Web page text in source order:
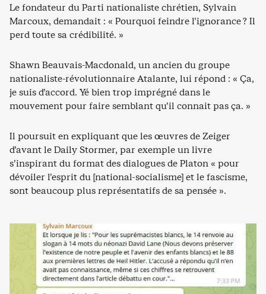
Le fondateur du Parti nationaliste chrétien, Sylvain
Marcoux, demandait : « Pourquoi feindre l’ignorance ? Il
perd toute sa crédibilité. »
Shawn Beauvais-Macdonald, un ancien du groupe
nationaliste-révolutionnaire Atalante, lui répond : « Ça,
je suis d’accord. Yé bien trop imprégné dans le
mouvement pour faire semblant qu’il connait pas ça. »
Il poursuit en expliquant que les œuvres de Zeiger
d’avant le Daily Stormer, par exemple un livre
s’inspirant du format des dialogues de Platon « pour
dévoiler l’esprit du [national-socialisme] et le fascisme,
sont beaucoup plus représentatifs de sa pensée ».